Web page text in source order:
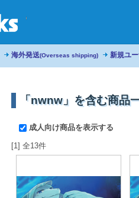
海外発送(Overseas shipping) 新規ユ
「nwnw」を含む商品
成人向け商品を表示する
[1] 全13件